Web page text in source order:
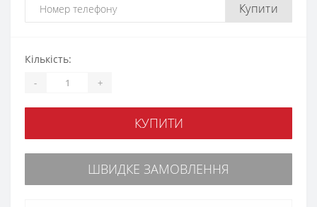
Купити
Кількість:
- +
КУПИТИ
ШВИДКЕ ЗАМОВЛЕННЯ